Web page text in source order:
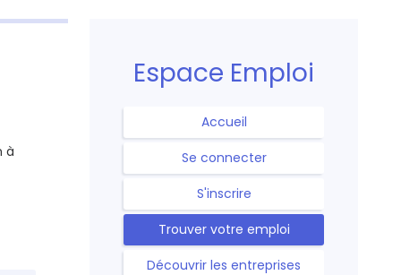
à
Espace Emploi
Accueil
Se connecter
S'inscrire
Trouver votre emploi
Découvrir les entreprises